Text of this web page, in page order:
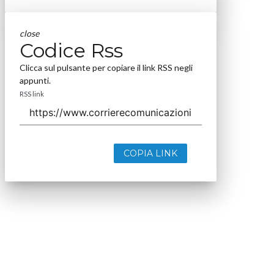
close
Codice Rss
Clicca sul pulsante per copiare il link RSS negli
appunti.
RSS link
COPIA LINK